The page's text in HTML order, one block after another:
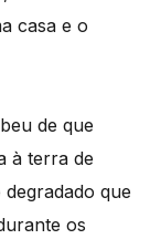
casa e o
de que
à terra de
que
os